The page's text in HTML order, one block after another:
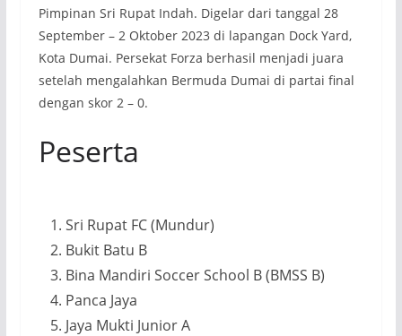
Pimpinan Sri Rupat Indah. Digelar dari tanggal 28
September – 2 Oktober 2023 di lapangan Dock Yard,
Kota Dumai. Persekat Forza berhasil menjadi juara
setelah mengalahkan Bermuda Dumai di partai final
dengan skor 2 – 0.
Peserta
Sri Rupat FC (Mundur)
Bukit Batu B
Bina Mandiri Soccer School B (BMSS B)
Panca Jaya
Jaya Mukti Junior A